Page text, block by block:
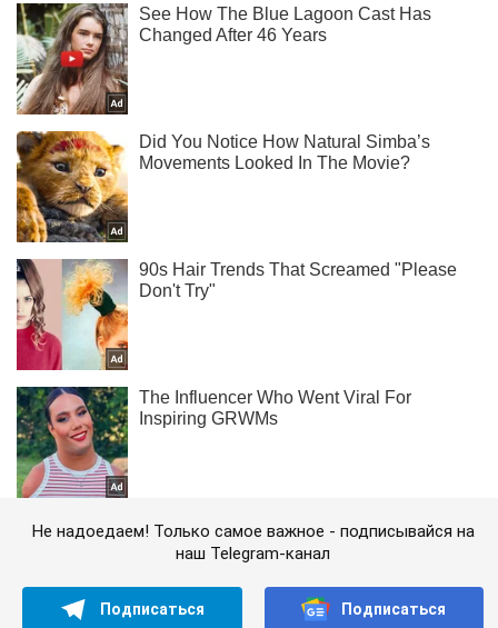
Не надоедаем! Только самое важное - подписывайся на
наш Telegram-канал
Подписаться Подписаться